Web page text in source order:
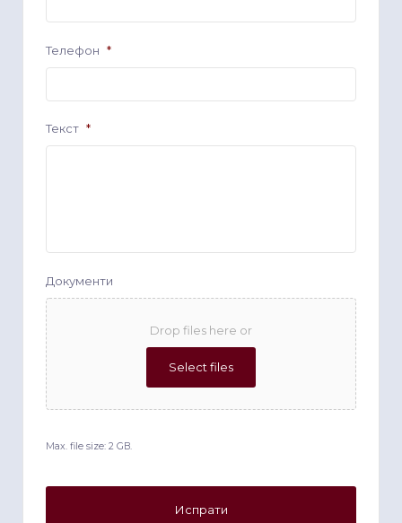
Телефон *
Текст *
Документи
Drop files here or
Select files
Max. file size: 2 GB.